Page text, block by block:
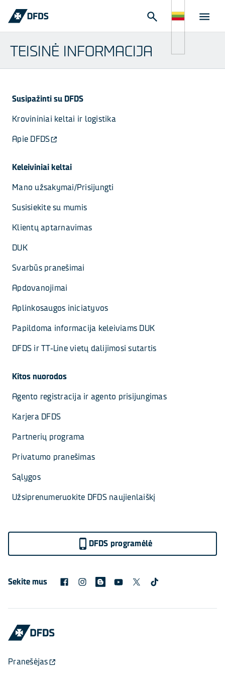
TEISINĖ INFORMACIJA
Susipažinti su DFDS
Krovininiai keltai ir logistika
Apie DFDS
Keleiviniai keltai
Mano užsakymai/Prisijungti
Susisiekite su mumis
Klientų aptarnavimas
DUK
Svarbūs pranešimai
Apdovanojimai
Aplinkosaugos iniciatyvos
Papildoma informacija keleiviams DUK
DFDS ir TT-Line vietų dalijimosi sutartis
Kitos nuorodos
Agento registracija ir agento prisijungimas
Karjera DFDS
Partnerių programa
Privatumo pranešimas
Sąlygos
Užsiprenumeruokite DFDS naujienlaiškį
DFDS programėlė
Sekite mus
Pranešėjas